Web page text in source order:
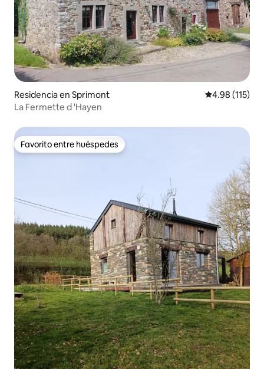
Residencia en Sprimont Calificación
4.98 (115)
La Fermette d 'Hayen
Favorito entre huéspedes
Favorito entre huéspedes